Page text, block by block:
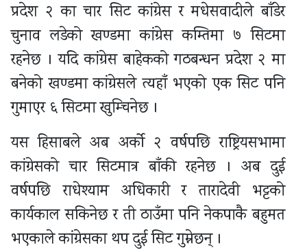
प्रदेश २ का चार सिट कांग्रेस र मधेसवादीले बाँडेर
चुनाव लडेको खण्डमा कांग्रेस कम्तिमा ७ सिटमा
रहनेछ । यदि कांग्रेस बाहेकको गठबन्धन प्रदेश २ मा
बनेको खण्डमा कांग्रेसले त्यहाँ भएको एक सिट पनि
गुमाएर ६ सिटमा खुम्चिनेछ ।
यस हिसाबले अब अर्को २ वर्षपछि राष्ट्रियसभामा
कांग्रेसको चार सिटमात्र बाँकी रहनेछ । अब दुई
वर्षपछि राधेश्याम अधिकारी र तारादेवी भट्टको
कार्यकाल सकिनेछ र ती ठाउँमा पनि नेकपाकै बहुमत
भएकाले कांग्रेसका थप दुई सिट गुम्नेछन् ।